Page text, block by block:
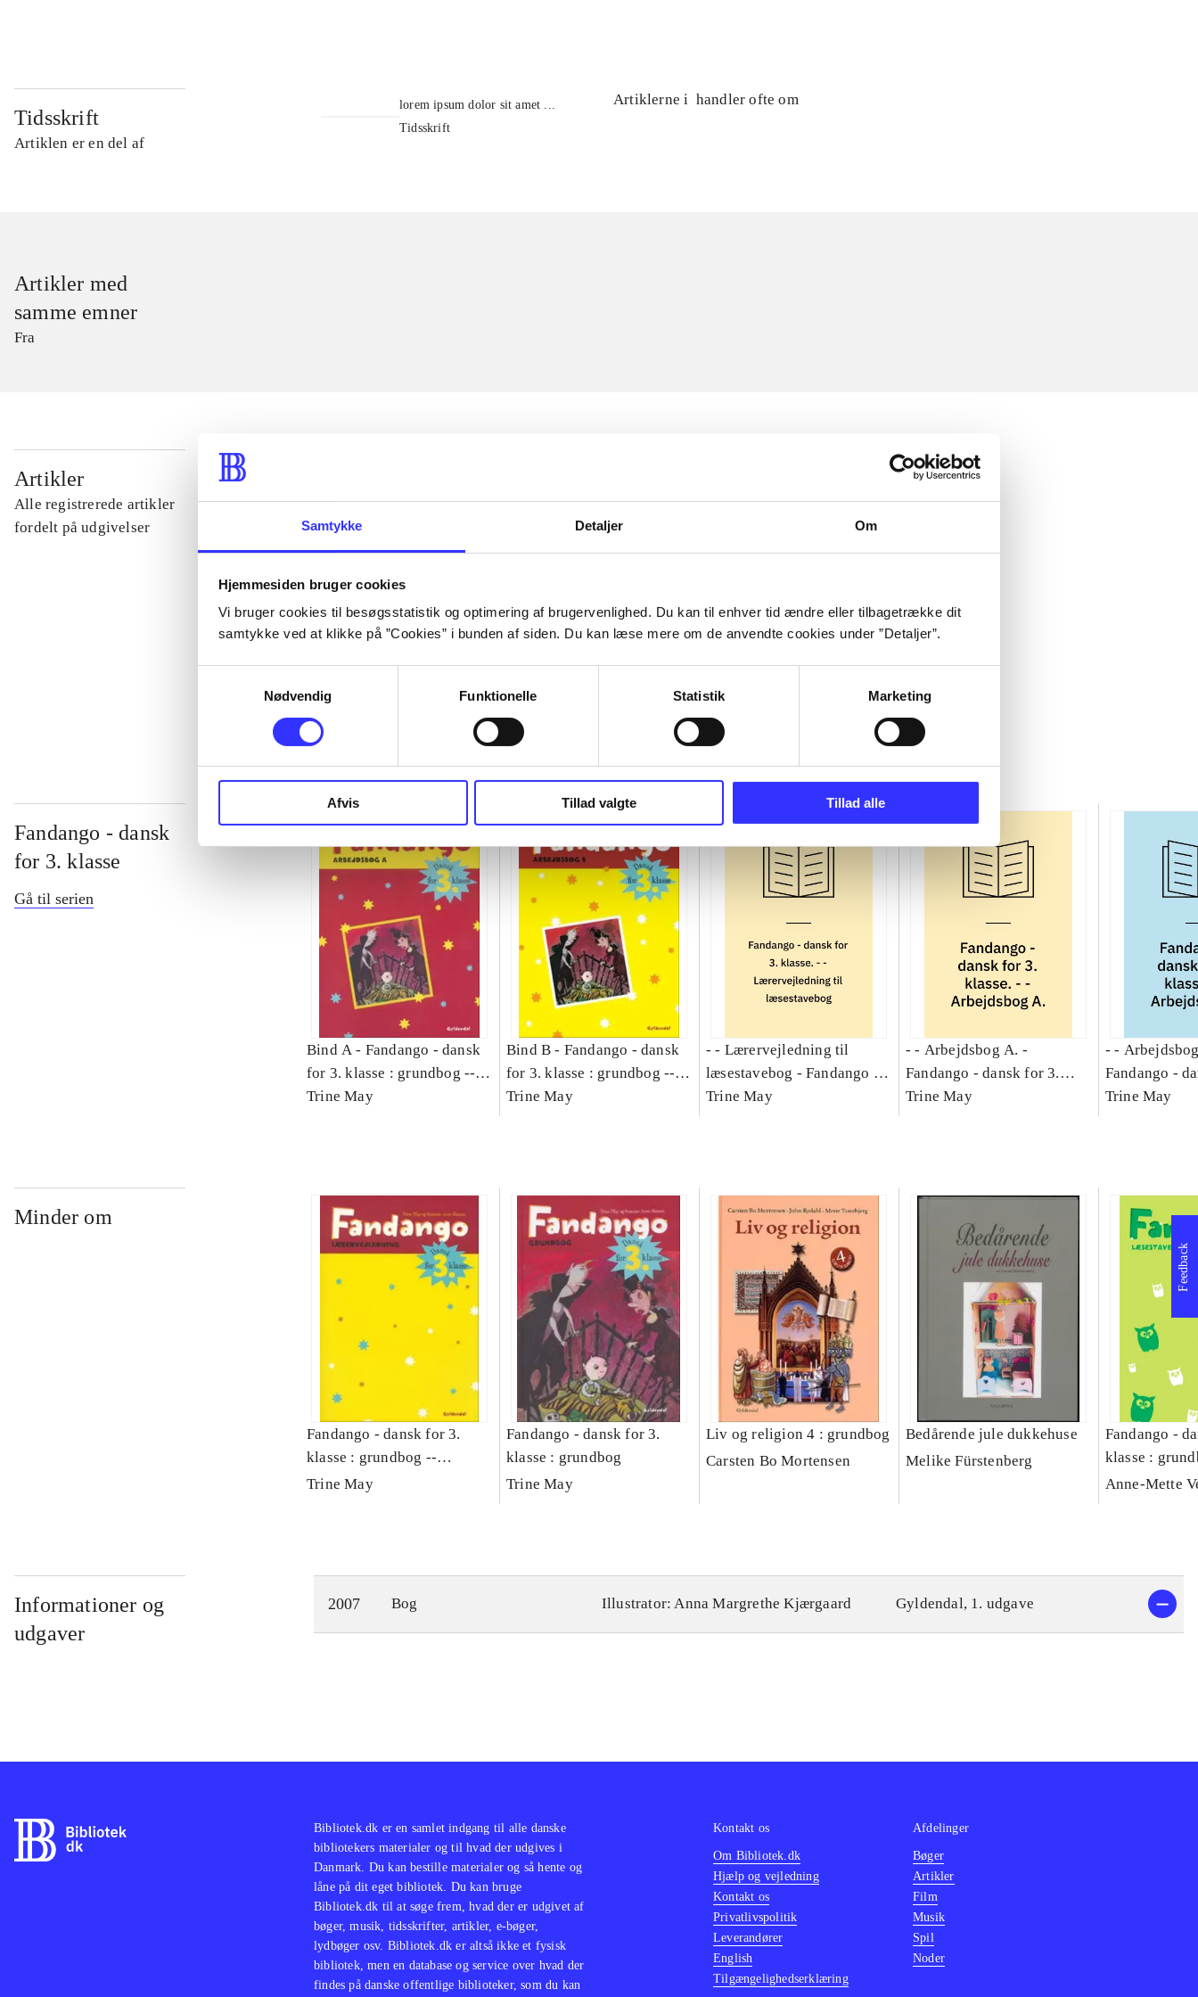
Samtykke Detaljer Om
Hjemmesiden bruger cookies
Vi bruger cookies til besøgsstatistik og optimering af brugervenlighed. Du kan til enhver tid ændre eller tilbagetrække dit
samtykke ved at klikke på ”Cookies” i bunden af siden. Du kan læse mere om de anvendte cookies under ”Detaljer”.
Nødvendig
Funktionelle Statistik Marketing
Afvis Tillad valgte Tillad alle
Tidsskrift
Artiklen er en del af
lorem ipsum dolor sit amet ...
Tidsskrift
Artiklerne i handler ofte om
Artikler med
samme emner
Fra
Artikler
Alle registrerede artikler
fordelt på udgivelser
...
...
...
...
Fandango - dansk
for 3. klasse
Gå til serien
Bind A - Fandango - dansk
for 3. klasse : grundbog --
Arbejdsbog. Bind A
Trine May
Bind B - Fandango - dansk
for 3. klasse : grundbog --
Arbejdsbog. Bind B
Trine May
- - Lærervejledning til
læsestavebog - Fandango -
dansk for 3. klasse :
Trine May
- - Arbejdsbog A. -
Fandango - dansk for 3.
klasse : grundbog. - -
Trine May
- -
Fandango -
klasse :
Trine May
Minder om
Fandango - dansk for 3.
klasse : grundbog --
Lærervejledning
Trine May
Fandango - dansk for 3.
klasse : grundbog
Trine May
Liv og religion 4 : grundbog
Carsten Bo Mortensen
Bedårende jule dukkehuse
Melike Fürstenberg
Fandango -
klasse :
Læsestavebog
Anne-Mette
Informationer og
udgaver
2007 Bog Illustrator: Anna Margrethe Kjærgaard Gyldendal, 1. udgave
Feedback
Bibliotek.dk er en samlet indgang til alle danske
bibliotekers materialer og til hvad der udgives i
Danmark. Du kan bestille materialer og så hente og
låne på dit eget bibliotek. Du kan bruge
Bibliotek.dk til at søge frem, hvad der er udgivet af
bøger, musik, tidsskrifter, artikler, e-bøger,
lydbøger osv. Bibliotek.dk er altså ikke et fysisk
bibliotek, men en database og service over hvad der
findes på danske offentlige biblioteker, som du kan
Kontakt os
Om Bibliotek.dk
Hjælp og vejledning
Kontakt os
Privatlivspolitik
Leverandører
English
Tilgængelighedserklæring
Afdelinger
Bøger
Artikler
Film
Musik
Spil
Noder